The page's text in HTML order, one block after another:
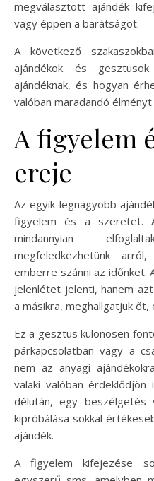
megválasztott ajándék
vagy éppen a barátságot.
A következő
ajándékok és
ajándéknak, és hogyan
valóban maradandó
A figyelem
ereje
Az egyik legnagyobb
figyelem és a szeretet.
mindannyian
megfeledkezhetünk
emberre szánni az időnket.
jelenlétet jelenti, hanem
a másikra, meghallgatjuk
Ez a gesztus különösen
párkapcsolatban vagy a
nem az anyagi
valaki valóban
délután, egy
kipróbálása sokkal
ajándék.
A figyelem kifejezése